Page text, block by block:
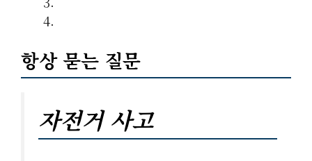
항상 묻는 질문
자전거 사고